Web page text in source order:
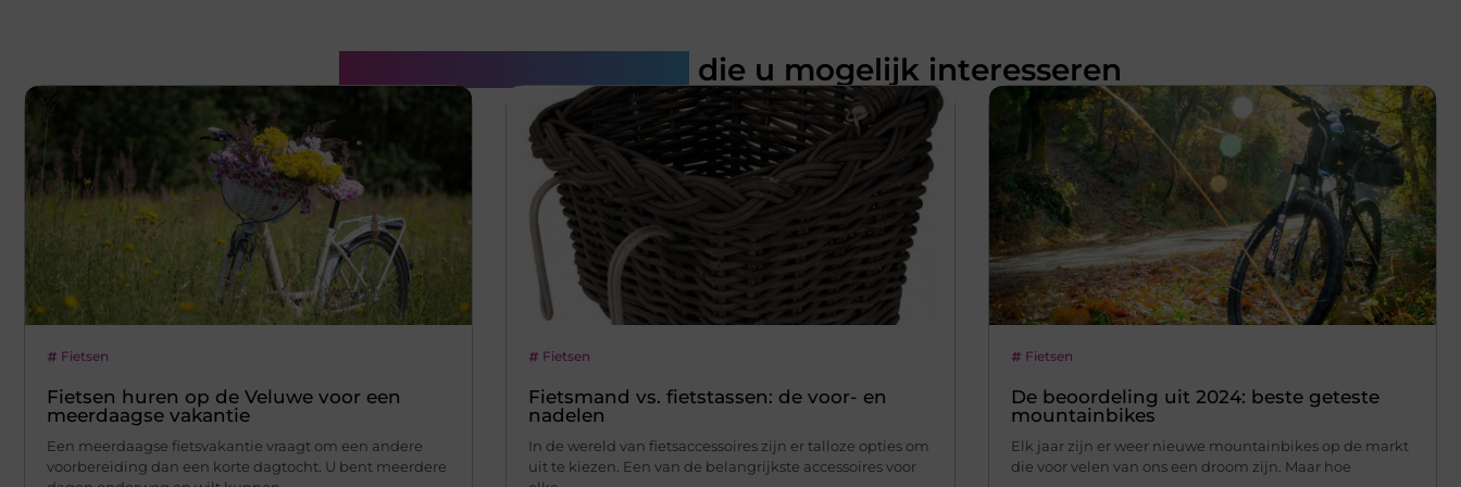
die u mogelijk interesseren
Fietsen
Fietsen huren op de Veluwe voor een
meerdaagse vakantie
Een meerdaagse fietsvakantie vraagt om een andere
voorbereiding dan een korte dagtocht. U bent meerdere
Fietsen
Fietsmand vs. fietstassen: de voor- en
nadelen
In de wereld van fietsaccessoires zijn er talloze opties om
uit te kiezen. Een van de belangrijkste accessoires voor
Fietsen
De beoordeling uit 2024: beste geteste
mountainbikes
Elk jaar zijn er weer nieuwe mountainbikes op de markt
die voor velen van ons een droom zijn. Maar hoe